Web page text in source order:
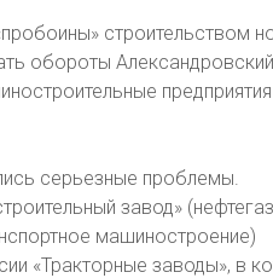
строительством
обороты Александровский
предприятия
серьезные проблемы.
завод»
машиностроение)
«Тракторные заводы», в